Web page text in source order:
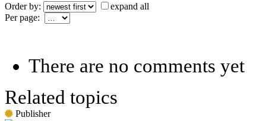
Order by:
expand all
Per page:
There are no comments yet
Related topics
Publisher